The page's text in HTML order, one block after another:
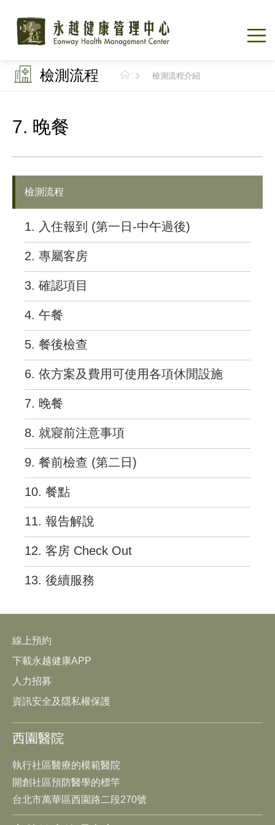
檢測流程 檢測流程介紹
7. 晚餐
檢測流程
1. 入住報到 (第一日-中午過後)
2. 專屬客房
3. 確認項目
4. 午餐
5. 餐後檢查
6. 依方案及費用可使用各項休閒設施
7. 晚餐
8. 就寢前注意事項
9. 餐前檢查 (第二日)
10. 餐點
11. 報告解說
12. 客房 Check Out
13. 後續服務
線上預約
下載永越健康APP
人力招募
資訊安全及隱私權保護
西園醫院
執行社區醫療的模範醫院
開創社區預防醫學的標竿
台北市萬華區西園路二段270號